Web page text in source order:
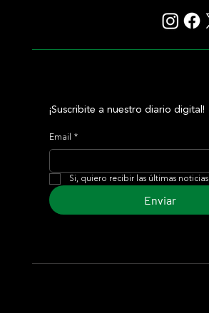
¡Suscribite a nuestro diario digital!
Email *
Si, quiero recibir las últimas noticias
Enviar